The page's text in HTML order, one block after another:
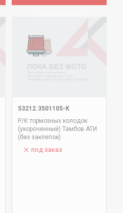
53212.3501105-К
Р/К тормозных колодок
(укороченный) Тамбов АТИ
(без заклепок)
под заказ